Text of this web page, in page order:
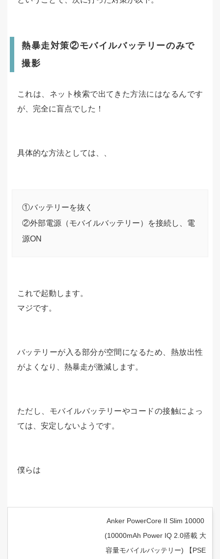
熱暴走対策②モバイルバッテリーのみで
撮影
これは、ネット検索で出てきた方法にはなるんです
が、完全に盲点でした！
具体的な方法としては、、
①バッテリーを抜く
②外部電源（モバイルバッテリー）を接続し、電
源ON
これで起動します。
マジです。
バッテリーが入る部分が空間になるため、熱放出性
がよくなり、熱暴走が激減します。
ただし、モバイルバッテリーやコードの接触によっ
ては、安定しないようです。
僕らは
Anker PowerCore II Slim 10000
(10000mAh Power IQ 2.0搭載 大
容量モバイルバッテリー) 【PSE